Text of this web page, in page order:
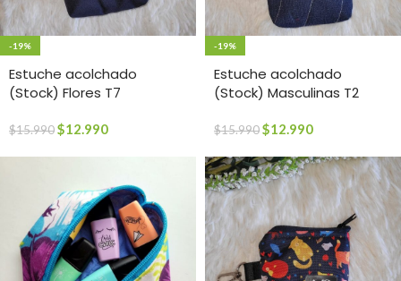
-19%
Estuche acolchado
(Stock) Flores T7
$15.990$12.990
-19%
Estuche acolchado
(Stock) Masculinas T2
$15.990$12.990